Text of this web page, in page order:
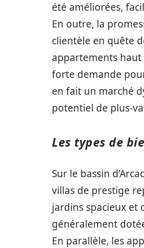
été améliorées,
En outre, la
clientèle en quête
appartements
forte demande
en fait un marché
potentiel de plus-
Les types de
Sur le bassin
villas de prestige
jardins spacieux et
généralement
En parallèle, les